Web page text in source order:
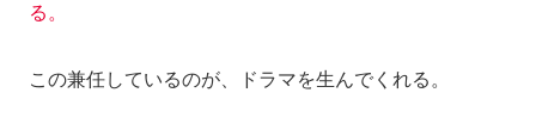
る。
この兼任しているのが、ドラマを生んでくれる。